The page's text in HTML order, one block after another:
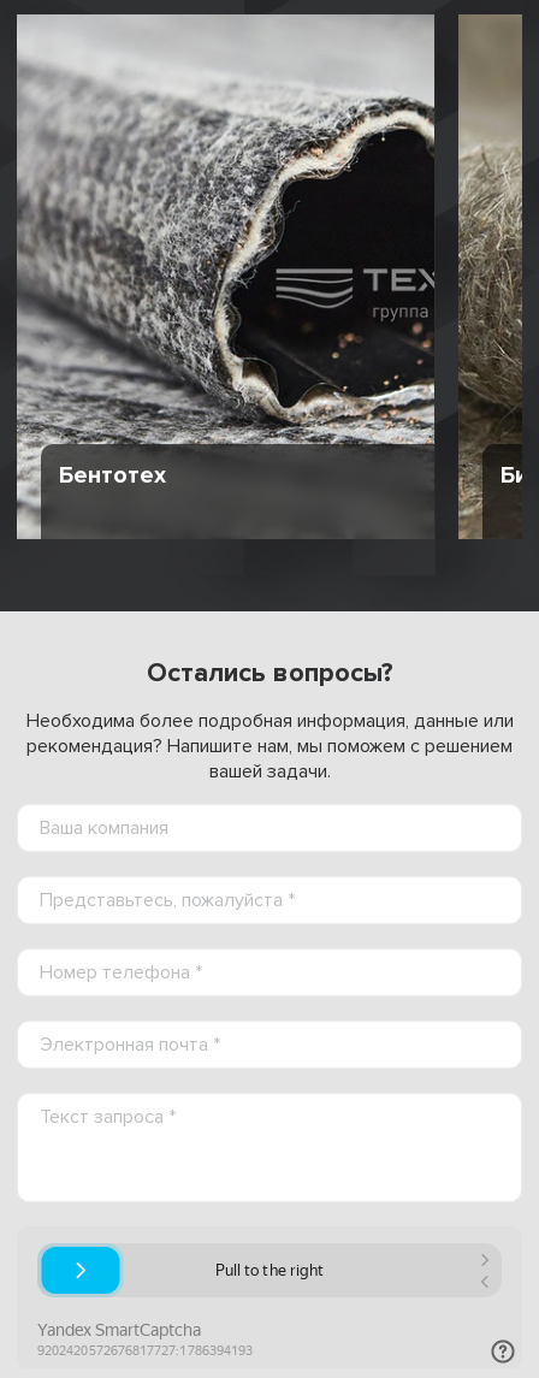
Бентотех
Остались вопросы?
Необходима более подробная информация, данные или
рекомендация? Напишите нам, мы поможем с решением
вашей задачи.